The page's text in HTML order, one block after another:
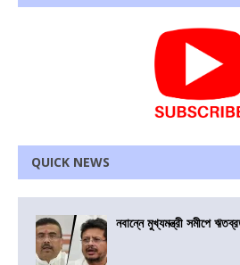
QUICK NEWS
নবান্নে মুখ্যমন্ত্রী সমীপে